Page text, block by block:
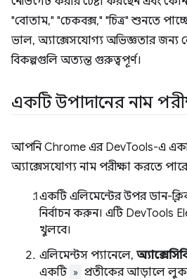
"বোতাম," "চেকবক্স," "চিত্র" শুনতে
ভাল, অ্যাক্সেসযোগ্য অভিজ্ঞতার জন্য
বিকল্পগুলি অত্যন্ত গুরুত্বপূর্ণ।
একটি উপাদানের নাম
আপনি Chrome এর DevTools-এ
অ্যাক্সেসযোগ্য নাম পরীক্ষা করতে
একটি এলিমেন্টের উপর ডান-
নির্বাচন করুন। এটি DevTools
খুলবে।
এলিমেন্টস প্যানেলে,
একটি » ​​প্রতীকের আড়ালে